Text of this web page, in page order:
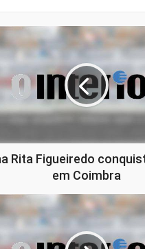
Rita Figueiredo
em Coimbra